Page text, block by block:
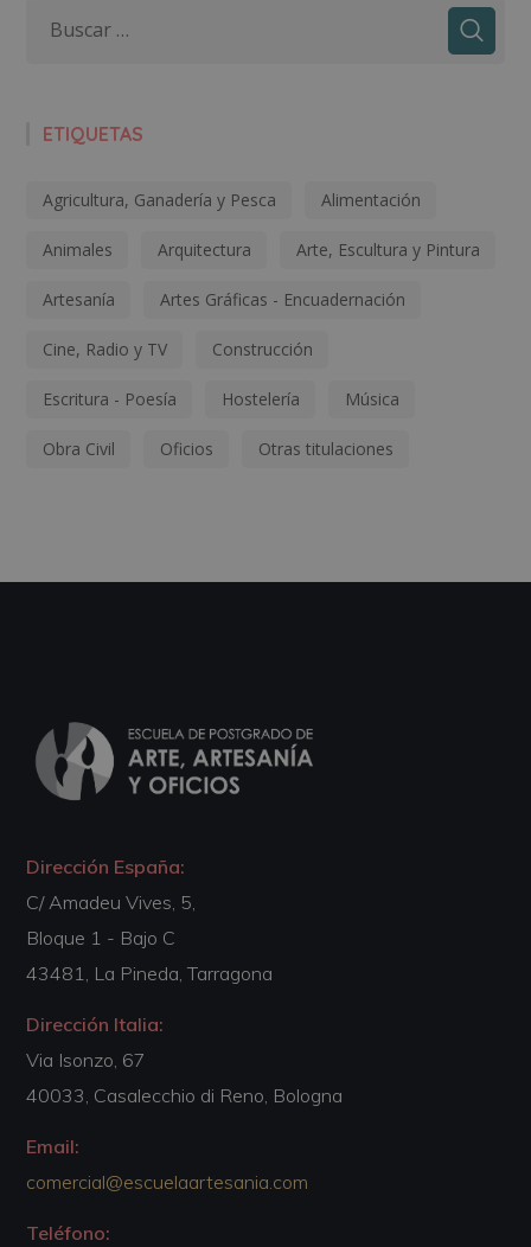
ETIQUETAS
Agricultura, Ganadería y Pesca Alimentación
Animales Arquitectura Arte, Escultura y Pintura
Artesanía Artes Gráficas - Encuadernación
Cine, Radio y TV Construcción
Escritura - Poesía Hostelería Música
Obra Civil Oficios Otras titulaciones
Dirección España:
C/ Amadeu Vives, 5,
Bloque 1 - Bajo C
43481, La Pineda, Tarragona
Dirección Italia:
Via Isonzo, 67
40033, Casalecchio di Reno, Bologna
Email:
comercial@escuelaartesania.com
Teléfono: